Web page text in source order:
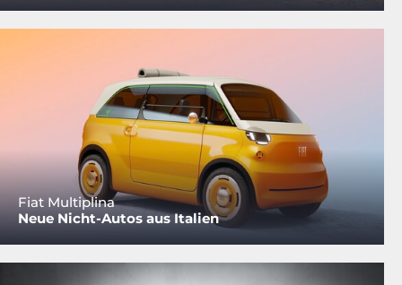
Fiat Multiplina
Neue Nicht-Autos aus Italien